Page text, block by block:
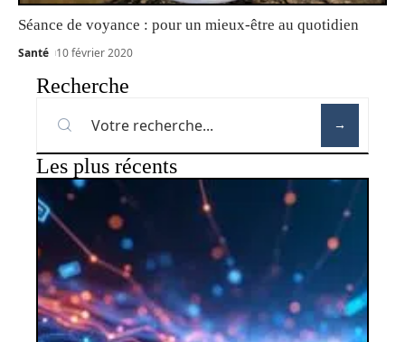
Séance de voyance : pour un mieux-être au quotidien
Santé 10 février 2020
Recherche
Les plus récents